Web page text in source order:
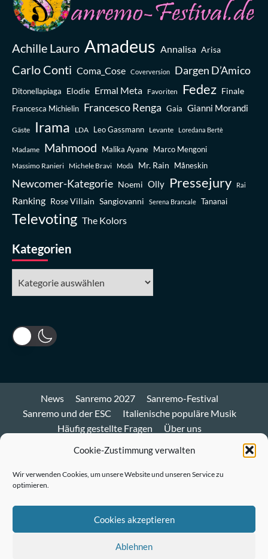
Cookie-Zustimmung verwalten
Wir verwenden Cookies, um unsere Website und unseren Service zu
optimieren.
Cookies akzeptieren
Ablehnen
Achille Lauro Amadeus Annalisa Arisa
Carlo Conti Coma_Cose Coverversion Dargen D’Amico
Ditonellapiaga Elodie Ermal Meta Favoriten Fedez Finale
Francesca Michielin Francesco Renga Gaia Gianni Morandi
Gäste Irama LDA Leo Gassmann Levante Loredana Bertè
Madame Mahmood Malika Ayane Marco Mengoni
Massimo Ranieri Michele Bravi Modà Mr. Rain Måneskin
Newcomer-Kategorie Noemi Olly Pressejury Rai
Ranking Rose Villain Sangiovanni Serena Brancale Tananai
Televoting The Kolors
Kategorien
News Sanremo 2027
Sanremo-Festival
Sanremo und der ESC
Italienische populäre Musik
Häufig gestellte Fragen
Über uns
Mastodon
Twitter
LinkedIn